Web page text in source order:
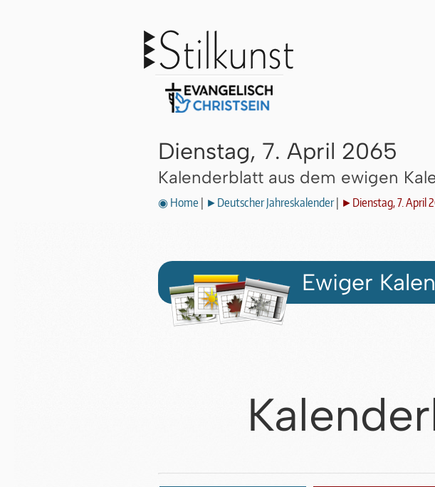
Dienstag, 7. April 2065
Kalenderblatt aus dem ewigen
◉ Home ►Deutscher Jahreskalender| ►Dienstag, 7. April
Ewiger